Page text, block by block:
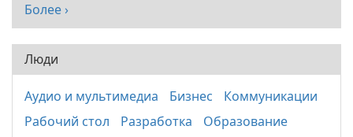
Более ›
Люди
Аудио и мультимедиа Бизнес
Коммуникации
Рабочий стол
Разработка
Образование